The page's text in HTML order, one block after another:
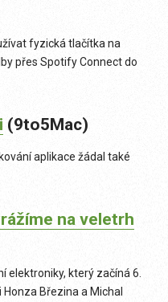
fyzická tlačítka na
přes Spotify Connect do
(9to5Mac)
aplikace žádal také
na veletrh
elektroniky, který začíná 6.
Březina a Michal